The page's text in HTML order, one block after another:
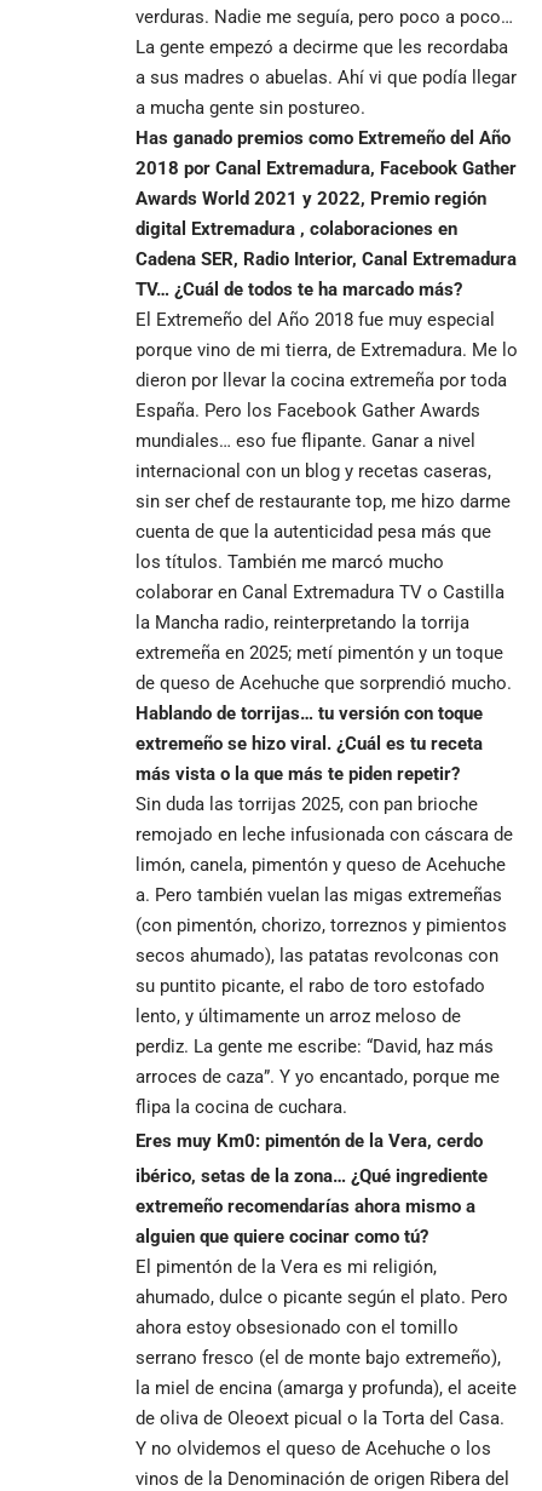
verduras. Nadie me seguía, pero poco a poco…
La gente empezó a decirme que les recordaba
a sus madres o abuelas. Ahí vi que podía llegar
a mucha gente sin postureo.
Has ganado premios como Extremeño del Año
2018 por Canal Extremadura, Facebook Gather
Awards World 2021 y 2022, Premio región
digital Extremadura , colaboraciones en
Cadena SER, Radio Interior, Canal Extremadura
TV… ¿Cuál de todos te ha marcado más?
El Extremeño del Año 2018 fue muy especial
porque vino de mi tierra, de Extremadura. Me lo
dieron por llevar la cocina extremeña por toda
España. Pero los Facebook Gather Awards
mundiales… eso fue flipante. Ganar a nivel
internacional con un blog y recetas caseras,
sin ser chef de restaurante top, me hizo darme
cuenta de que la autenticidad pesa más que
los títulos. También me marcó mucho
colaborar en Canal Extremadura TV o Castilla
la Mancha radio, reinterpretando la torrija
extremeña en 2025; metí pimentón y un toque
de queso de Acehuche que sorprendió mucho.
Hablando de torrijas… tu versión con toque
extremeño se hizo viral. ¿Cuál es tu receta
más vista o la que más te piden repetir?
Sin duda las torrijas 2025, con pan brioche
remojado en leche infusionada con cáscara de
limón, canela, pimentón y queso de Acehuche
a. Pero también vuelan las migas extremeñas
(con pimentón, chorizo, torreznos y pimientos
secos ahumado), las patatas revolconas con
su puntito picante, el rabo de toro estofado
lento, y últimamente un arroz meloso de
perdiz. La gente me escribe: “David, haz más
arroces de caza”. Y yo encantado, porque me
flipa la cocina de cuchara.
Eres muy Km0: pimentón de la Vera, cerdo
ibérico, setas de la zona… ¿Qué ingrediente
extremeño recomendarías ahora mismo a
alguien que quiere cocinar como tú?
El pimentón de la Vera es mi religión,
ahumado, dulce o picante según el plato. Pero
ahora estoy obsesionado con el tomillo
serrano fresco (el de monte bajo extremeño),
la miel de encina (amarga y profunda), el aceite
de oliva de Oleoext picual o la Torta del Casa.
Y no olvidemos el queso de Acehuche o los
vinos de la Denominación de origen Ribera del